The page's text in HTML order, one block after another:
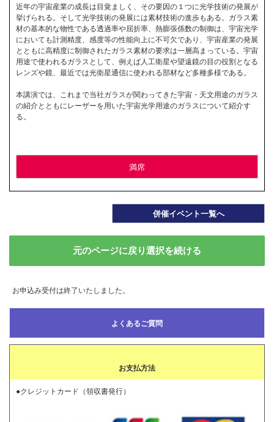
近年の宇宙産業の成長は目覚ましく、その要因の１つに光学技術の発展が
挙げられる。そして光学技術の発展には素材技術の進歩もある。ガラス素
材の基本的な物性である透過率や屈折率、熱膨張係数の制御は、宇宙光学
においても計測精度、感度等の性能向上に不可欠であり、宇宙産業の発展
とともに高精度に制御されたガラス素材の要求は一層高まっている。宇宙
用途で使われるガラスとして、例えば人工衛星や望遠鏡の目の役割となる
レンズや鏡、最近では光衛星通信に使われる部材など多種多様である。
本講演では、これまで当社ガラスが関わってきた宇宙・天文用途のガラス
の紹介とともにレーザーを用いた宇宙光学用途のガラスについて紹介す
る。
満席
併催イベント一覧へ
元のページに戻り選択を続ける
お申込み受付は終了いたしました。
よくあるご質問
お支払方法
●クレジットカード（領収書発行）